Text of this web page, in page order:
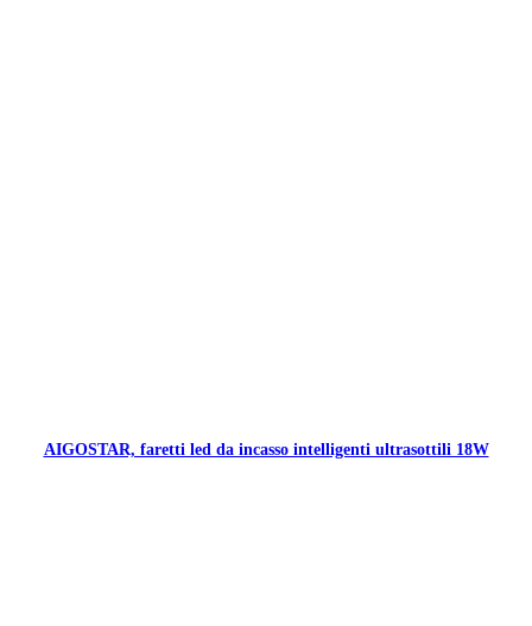
AIGOSTAR, faretti led da incasso intelligenti ultrasottili 18W